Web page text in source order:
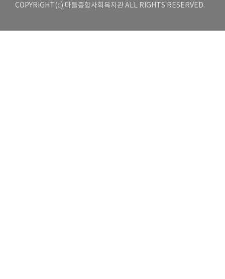
COPYRIGHT(c) 마들종합사회복지관 ALL RIGHTS RESERVED.